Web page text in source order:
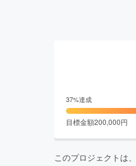
37%達成
目標金額200,000円
このプロジェクトは、